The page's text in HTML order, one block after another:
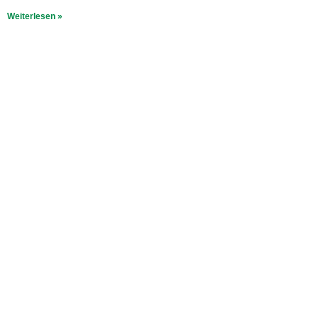
Weiterlesen »